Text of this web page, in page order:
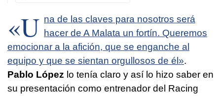
«U na de las claves para nosotros será
hacer de A Malata un fortín. Queremos
emocionar a la afición, que se enganche al
equipo y que se sientan orgullosos de él».
Pablo López lo tenía claro y así lo hizo saber en
su presentación como entrenador del Racing